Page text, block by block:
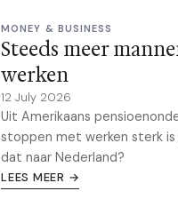
MONEY & BUSINESS
Steeds meer
werken
12 July 2026
Uit Amerikaans
stoppen met werken sterk
dat naar Nederland?
LEES MEER →